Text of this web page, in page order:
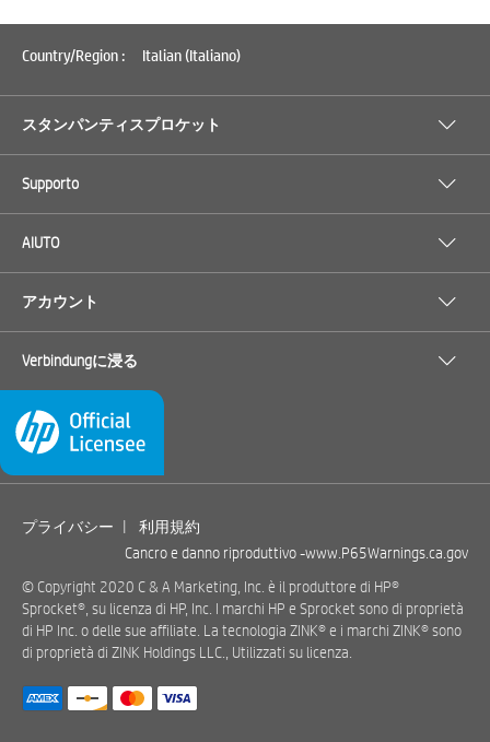
Country/Region : Italian (Italiano)
スタンパンティスプロケット
Supporto
AIUTO
アカウント
Verbindungに浸る
プライバシー |
利用規約
Cancro e danno riproduttivo -www.P65Warnings.ca.gov
© Copyright 2020 C & A Marketing, Inc. è il produttore di HP®
Sprocket®, su licenza di HP, Inc. I marchi HP e Sprocket sono di proprietà
di HP Inc. o delle sue affiliate. La tecnologia ZINK® e i marchi ZINK® sono
di proprietà di ZINK Holdings LLC., Utilizzati su licenza.